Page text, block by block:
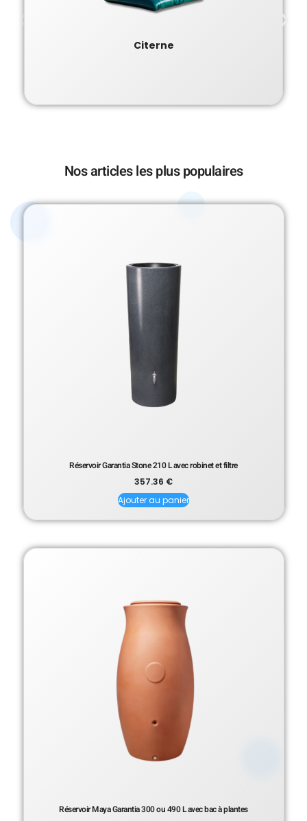
Citerne
Nos articles les plus populaires
Réservoir Garantia Stone 210 L avec robinet et filtre
357.36 €
Ajouter au panier
Réservoir Maya Garantia 300 ou 490 L avec bac à plantes